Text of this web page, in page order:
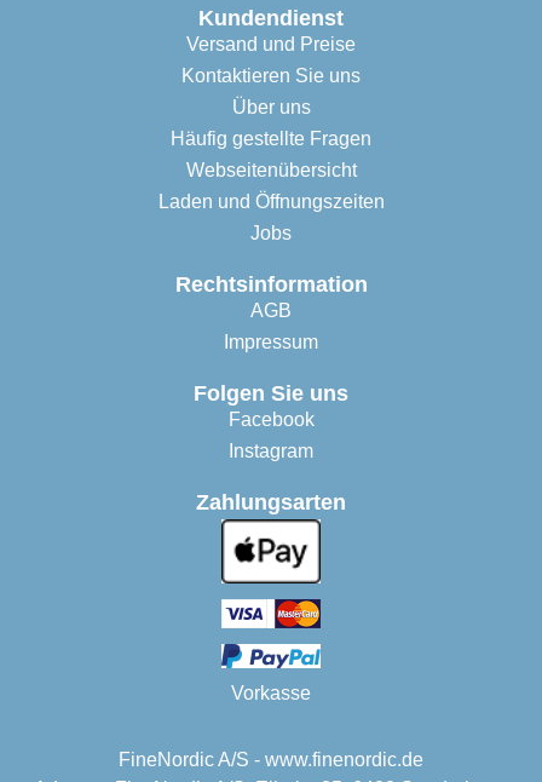
Kundendienst
Versand und Preise
Kontaktieren Sie uns
Über uns
Häufig gestellte Fragen
Webseitenübersicht
Laden und Öffnungszeiten
Jobs
Rechtsinformation
AGB
Impressum
Folgen Sie uns
Facebook
Instagram
Zahlungsarten
Vorkasse
FineNordic A/S - www.finenordic.de